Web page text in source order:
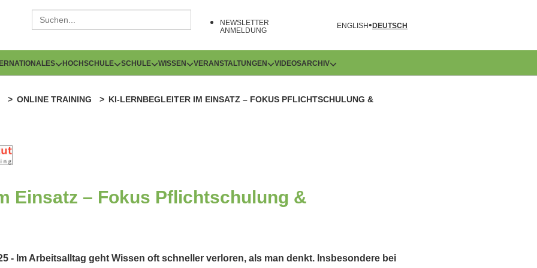
NEWSLETTER
ANMELDUNG
ENGLISH DEUTSCH
HOCHSCHULE SCHULE WISSEN VERANSTALTUNGEN VIDEOSARCHIV
ONLINE TRAINING
KI-LERNBEGLEITER IM EINSATZ – FOKUS PFLICHTSCHULUNG &
Einsatz – Fokus Pflichtschulung &
- Im Arbeitsalltag geht Wissen oft schneller verloren, als man denkt. Insbesondere bei